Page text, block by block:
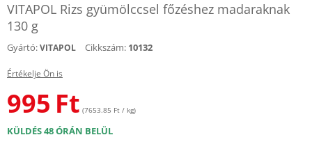
VITAPOL Rizs gyümölccsel főzéshez madaraknak
130 g
Gyártó:VITAPOL Cikkszám: 10132
Értékelje Ön is
995 Ft (7653.85 Ft / kg)
KÜLDÉS 48 ÓRÁN BELÜL